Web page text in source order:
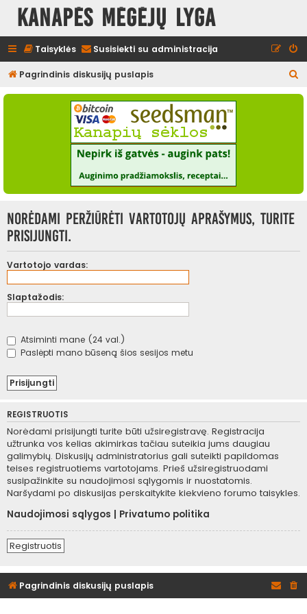
Kanapės mėgėjų lyga
Taisyklės Susisiekti su administracija
Pagrindinis diskusijų puslapis
e
Norėdami peržiūrėti vartotojų aprašymus, turite
prisijungti.
Vartotojo vardas:
Slaptažodis:
Atsiminti mane (24 val.)
Paslėpti mano būseną šios sesijos metu
REGISTRUOTIS
Norėdami prisijungti turite būti užsiregistravę. Registracija
užtrunka vos kelias akimirkas tačiau suteikia jums daugiau
galimybių. Diskusijų administratorius gali suteikti papildomas
teises registruotiems vartotojams. Prieš užsiregistruodami
susipažinkite su naudojimosi sąlygomis ir nuostatomis.
Naršydami po diskusijas perskaitykite kiekvieno forumo taisykles.
Naudojimosi sąlygos
Privatumo politika
Registruotis
Pagrindinis diskusijų puslapis